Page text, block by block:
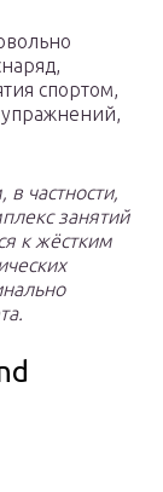
спортом,
частности,
занятий
к жёстким